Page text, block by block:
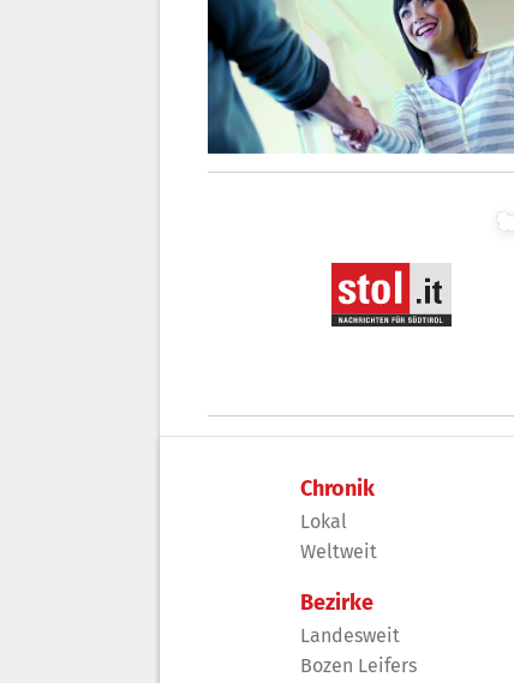
Chronik
Lokal
Weltweit
Bezirke
Landesweit
Bozen Leifers